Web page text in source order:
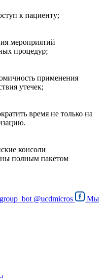
к пациенту;
мероприятий
процедур;
применения
утечек;
время не только на
консоли
полным пакетом
@ucdmicros
Мы